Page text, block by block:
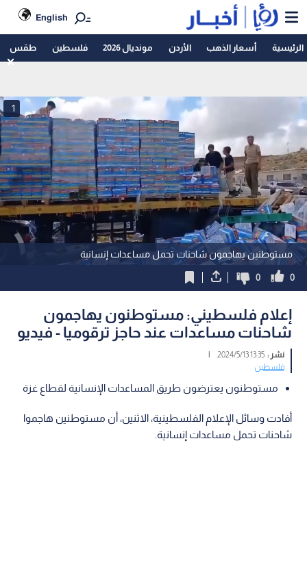
English
الرئيسية أسعار الذهب الأردن مونديال 2026 فلسطين طقس
مستوطنين يهاجمون شاحنات تحمل مساعدات إنسانية
1
0
0
إعلام فلسطيني: مستوطنون يهاجمون
شاحنات مساعدات عند حاجز ترقوميا - فيديو
نشر :13:35 2024/5/13
|
فلسطين
مستوطنون يعترضون طريق المساعدات الإنسانية لقطاع غزة
أفادت وسائل الإعلام الفلسطينية، الاثنين، أن مستوطنين هاجموا
شاحنات تحمل مساعدات إنسانية.